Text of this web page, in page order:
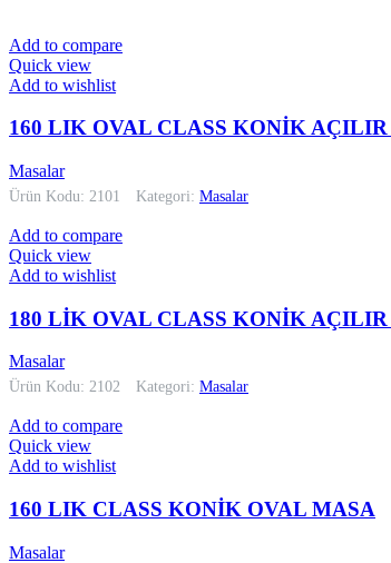
Add to compare
Quick view
Add to wishlist
160 LIK OVAL CLASS KONİK
Masalar
Ürün Kodu: 2101 Kategori: Masalar
Add to compare
Quick view
Add to wishlist
180 LİK OVAL CLASS KONİK
Masalar
Ürün Kodu: 2102 Kategori: Masalar
Add to compare
Quick view
Add to wishlist
160 LIK CLASS KONİK OVAL MASA
Masalar